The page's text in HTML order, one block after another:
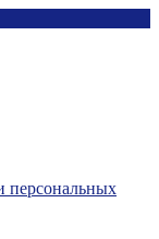
персональных